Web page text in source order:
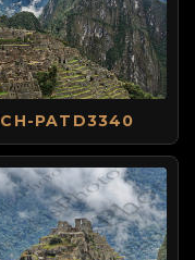
CH-PATD3340